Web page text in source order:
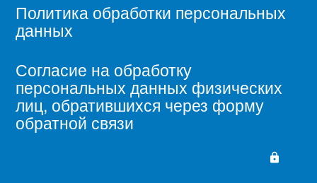
Политика обработки персональных
данных
Согласие на обработку
персональных данных физических
лиц, обратившихся через форму
обратной связи
lock